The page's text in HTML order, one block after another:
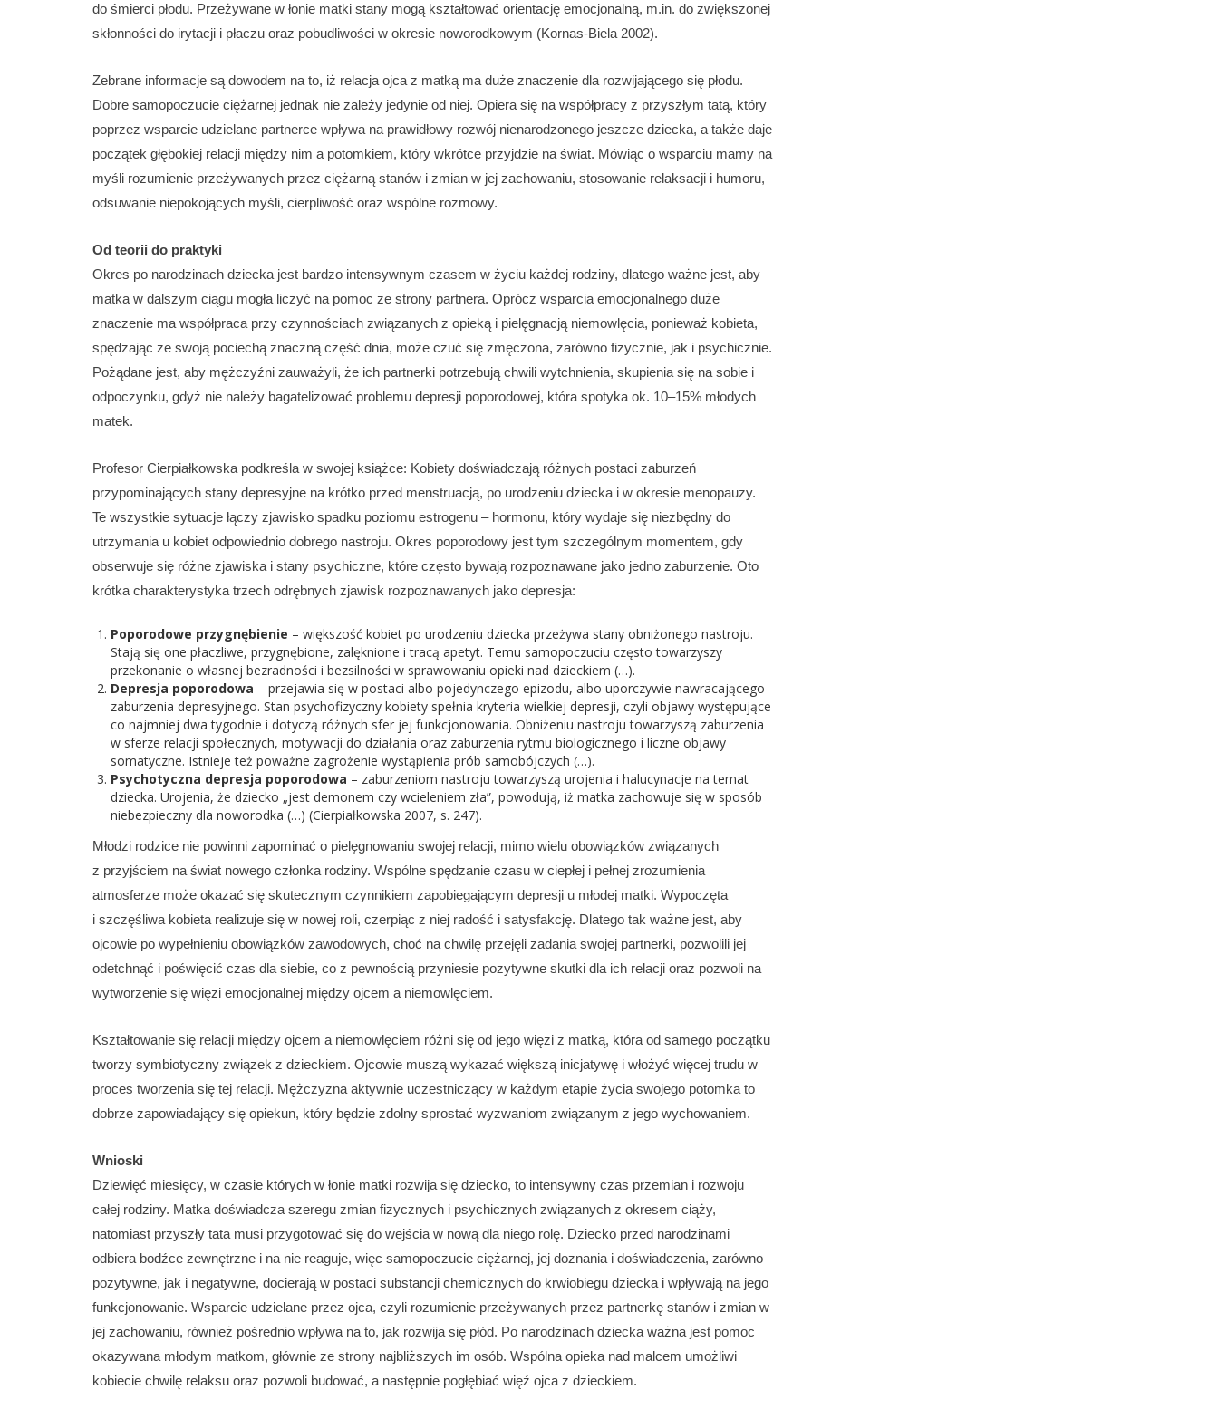
do śmierci płodu. Przeżywane w łonie matki stany mogą kształtować orientację emocjonalną, m.in. do zwiększonej
skłonności do irytacji i płaczu oraz pobudliwości w okresie noworodkowym (Kornas-Biela 2002).
Zebrane informacje są dowodem na to, iż relacja ojca z matką ma duże znaczenie dla rozwijającego się płodu.
Dobre samopoczucie ciężarnej jednak nie zależy jedynie od niej. Opiera się na współpracy z przyszłym tatą, który
poprzez wsparcie udzielane partnerce wpływa na prawidłowy rozwój nienarodzonego jeszcze dziecka, a także daje
początek głębokiej relacji między nim a potomkiem, który wkrótce przyjdzie na świat. Mówiąc o wsparciu mamy na
myśli rozumienie przeżywanych przez ciężarną stanów i zmian w jej zachowaniu, stosowanie relaksacji i humoru,
odsuwanie niepokojących myśli, cierpliwość oraz wspólne rozmowy.
Od teorii do praktyki
Okres po narodzinach dziecka jest bardzo intensywnym czasem w życiu każdej rodziny, dlatego ważne jest, aby
matka w dalszym ciągu mogła liczyć na pomoc ze strony partnera. Oprócz wsparcia emocjonalnego duże
znaczenie ma współpraca przy czynnościach związanych z opieką i pielęgnacją niemowlęcia, ponieważ kobieta,
spędzając ze swoją pociechą znaczną część dnia, może czuć się zmęczona, zarówno fizycznie, jak i psychicznie.
Pożądane jest, aby mężczyźni zauważyli, że ich partnerki potrzebują chwili wytchnienia, skupienia się na sobie i
odpoczynku, gdyż nie należy bagatelizować problemu depresji poporodowej, która spotyka ok. 10–15% młodych
matek.
Profesor Cierpiałkowska podkreśla w swojej książce: Kobiety doświadczają różnych postaci zaburzeń
przypominających stany depresyjne na krótko przed menstruacją, po urodzeniu dziecka i w okresie menopauzy.
Te wszystkie sytuacje łączy zjawisko spadku poziomu estrogenu – hormonu, który wydaje się niezbędny do
utrzymania u kobiet odpowiednio dobrego nastroju. Okres poporodowy jest tym szczególnym momentem, gdy
obserwuje się różne zjawiska i stany psychiczne, które często bywają rozpoznawane jako jedno zaburzenie. Oto
krótka charakterystyka trzech odrębnych zjawisk rozpoznawanych jako depresja:
Poporodowe przygnębienie – większość kobiet po urodzeniu dziecka przeżywa stany obniżonego nastroju.
Stają się one płaczliwe, przygnębione, zalęknione i tracą apetyt. Temu samopoczuciu często towarzyszy
przekonanie o własnej bezradności i bezsilności w sprawowaniu opieki nad dzieckiem (…).
Depresja poporodowa – przejawia się w postaci albo pojedynczego epizodu, albo uporczywie nawracającego
zaburzenia depresyjnego. Stan psychofizyczny kobiety spełnia kryteria wielkiej depresji, czyli objawy występujące
co najmniej dwa tygodnie i dotyczą różnych sfer jej funkcjonowania. Obniżeniu nastroju towarzyszą zaburzenia
w sferze relacji społecznych, motywacji do działania oraz zaburzenia rytmu biologicznego i liczne objawy
somatyczne. Istnieje też poważne zagrożenie wystąpienia prób samobójczych (…).
Psychotyczna depresja poporodowa – zaburzeniom nastroju towarzyszą urojenia i halucynacje na temat
dziecka. Urojenia, że dziecko „jest demonem czy wcieleniem zła”, powodują, iż matka zachowuje się w sposób
niebezpieczny dla noworodka (…) (Cierpiałkowska 2007, s. 247).
Młodzi rodzice nie powinni zapominać o pielęgnowaniu swojej relacji, mimo wielu obowiązków związanych
z przyjściem na świat nowego członka rodziny. Wspólne spędzanie czasu w ciepłej i pełnej zrozumienia
atmosferze może okazać się skutecznym czynnikiem zapobiegającym depresji u młodej matki. Wypoczęta
i szczęśliwa kobieta realizuje się w nowej roli, czerpiąc z niej radość i satysfakcję. Dlatego tak ważne jest, aby
ojcowie po wypełnieniu obowiązków zawodowych, choć na chwilę przejęli zadania swojej partnerki, pozwolili jej
odetchnąć i poświęcić czas dla siebie, co z pewnością przyniesie pozytywne skutki dla ich relacji oraz pozwoli na
wytworzenie się więzi emocjonalnej między ojcem a niemowlęciem.
Kształtowanie się relacji między ojcem a niemowlęciem różni się od jego więzi z matką, która od samego początku
tworzy symbiotyczny związek z dzieckiem. Ojcowie muszą wykazać większą inicjatywę i włożyć więcej trudu w
proces tworzenia się tej relacji. Mężczyzna aktywnie uczestniczący w każdym etapie życia swojego potomka to
dobrze zapowiadający się opiekun, który będzie zdolny sprostać wyzwaniom związanym z jego wychowaniem.
Wnioski
Dziewięć miesięcy, w czasie których w łonie matki rozwija się dziecko, to intensywny czas przemian i rozwoju
całej rodziny. Matka doświadcza szeregu zmian fizycznych i psychicznych związanych z okresem ciąży,
natomiast przyszły tata musi przygotować się do wejścia w nową dla niego rolę. Dziecko przed narodzinami
odbiera bodźce zewnętrzne i na nie reaguje, więc samopoczucie ciężarnej, jej doznania i doświadczenia, zarówno
pozytywne, jak i negatywne, docierają w postaci substancji chemicznych do krwiobiegu dziecka i wpływają na jego
funkcjonowanie. Wsparcie udzielane przez ojca, czyli rozumienie przeżywanych przez partnerkę stanów i zmian w
jej zachowaniu, również pośrednio wpływa na to, jak rozwija się płód. Po narodzinach dziecka ważna jest pomoc
okazywana młodym matkom, głównie ze strony najbliższych im osób. Wspólna opieka nad malcem umożliwi
kobiecie chwilę relaksu oraz pozwoli budować, a następnie pogłębiać więź ojca z dzieckiem.